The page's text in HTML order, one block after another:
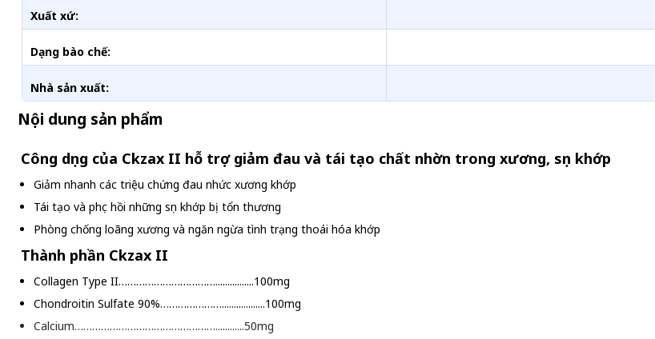
Xuất xứ:
Dạng bào chế:
Nhà sản xuất:
Nội dung sản phẩm
Công dụng của Ckzax II hỗ trợ giảm đau và tái tạo chất nhờn trong xương, sụn khớp
Giảm nhanh các triệu chứng đau nhức xương khớp
Tái tạo và phục hồi những sụn khớp bị tổn thương
Phòng chống loãng xương và ngăn ngừa tình trạng thoái hóa khớp
Thành phần Ckzax II
Collagen Type II……………………………................100mg
Chondroitin Sulfate 90%…………………..................100mg
Calcium…………………………………………............50mg